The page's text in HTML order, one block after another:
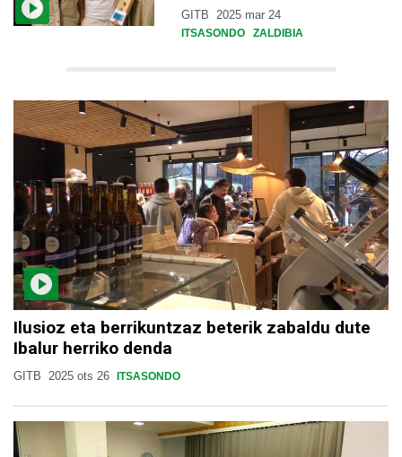
GITB 2025 mar 24
ITSASONDO ZALDIBIA
Ilusioz eta berrikuntzaz beterik zabaldu dute
Ibalur herriko denda
GITB 2025 ots 26 ITSASONDO